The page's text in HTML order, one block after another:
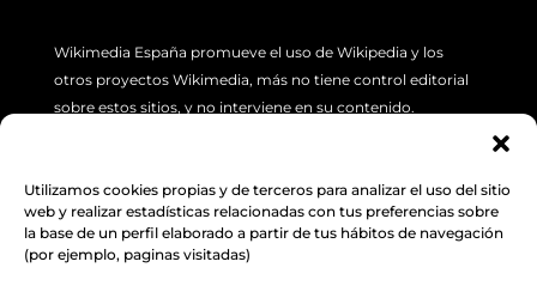
Utilizamos cookies propias y de terceros para analizar el uso del sitio
web y realizar estadísticas relacionadas con tus preferencias sobre
la base de un perfil elaborado a partir de tus hábitos de navegación
(por ejemplo, paginas visitadas)
Wikimedia España promueve el uso de Wikipedia y los
otros proyectos Wikimedia, más no tiene control editorial
sobre estos sitios, y no interviene en su contenido.
favor utilice la pestaña de “Discusión”, ubicada en la parte
superior izquierda de cada artículo. Además, le sugerimos
revisar la siguienteINFORMACIÓN.